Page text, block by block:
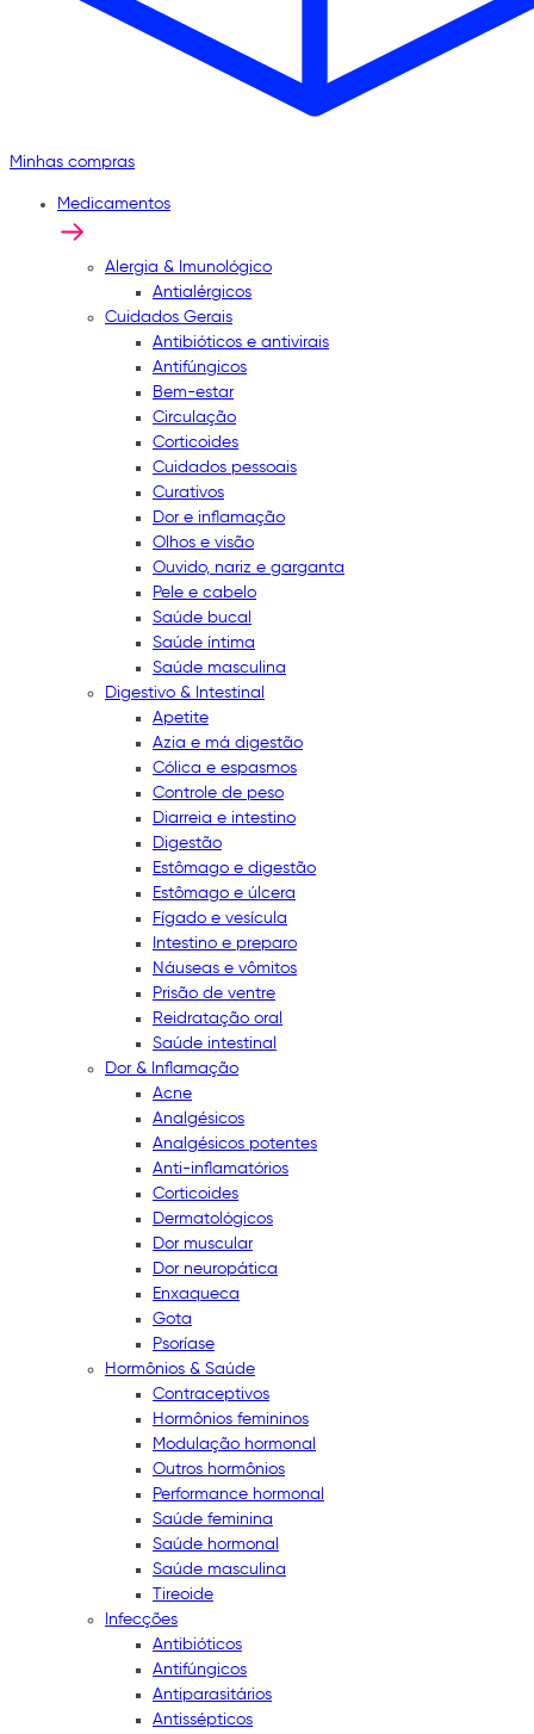
Minhas compras
Medicamentos
Alergia & Imunológico
Antialérgicos
Cuidados Gerais
Antibióticos e antivirais
Antifúngicos
Bem-estar
Circulação
Corticoides
Cuidados pessoais
Curativos
Dor e inflamação
Olhos e visão
Ouvido, nariz e garganta
Pele e cabelo
Saúde bucal
Saúde íntima
Saúde masculina
Digestivo & Intestinal
Apetite
Azia e má digestão
Cólica e espasmos
Controle de peso
Diarreia e intestino
Digestão
Estômago e digestão
Estômago e úlcera
Fígado e vesícula
Intestino e preparo
Náuseas e vômitos
Prisão de ventre
Reidratação oral
Saúde intestinal
Dor & Inflamação
Acne
Analgésicos
Analgésicos potentes
Anti-inflamatórios
Corticoides
Dermatológicos
Dor muscular
Dor neuropática
Enxaqueca
Gota
Psoríase
Hormônios & Saúde
Contraceptivos
Hormônios femininos
Modulação hormonal
Outros hormônios
Performance hormonal
Saúde feminina
Saúde hormonal
Saúde masculina
Tireoide
Infecções
Antibióticos
Antifúngicos
Antiparasitários
Antissépticos